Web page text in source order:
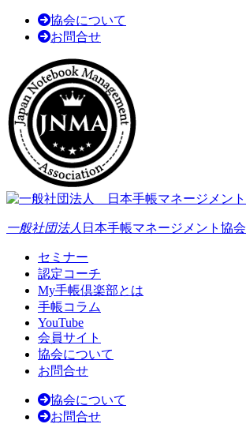
協会について
お問合せ
一般社団法人 日本手帳マネージメント協会
セミナー
認定コーチ
My手帳倶楽部とは
手帳コラム
YouTube
会員サイト
協会について
お問合せ
協会について
お問合せ